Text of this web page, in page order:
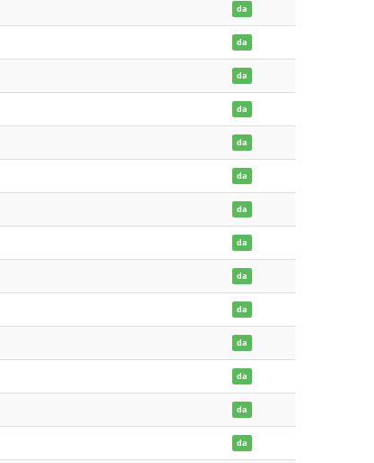
da
da
da
da
da
da
da
da
da
da
da
da
da
da